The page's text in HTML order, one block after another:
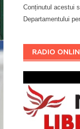
Conținutul acestui
Departamentului
RADIO